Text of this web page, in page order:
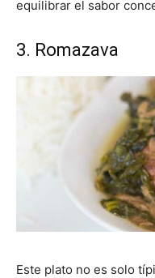
equilibrar el sabor
3. Romazava
Este plato no es solo